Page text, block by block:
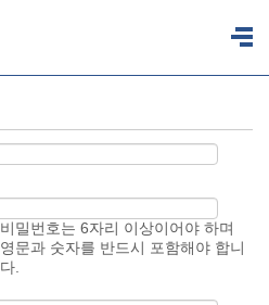
비밀번호는 6자리 이상이어야 하며
영문과 숫자를 반드시 포함해야 합니
다.